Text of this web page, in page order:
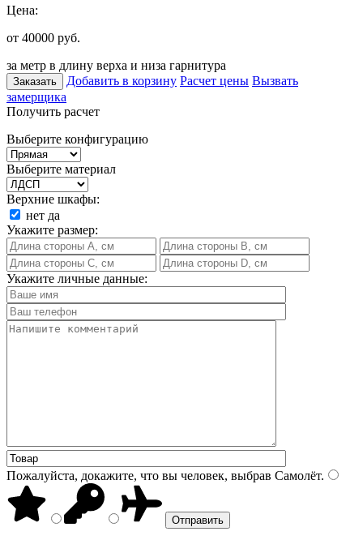
Цена:
от 40000 руб.
за метр в длину верха и низа гарнитура
Заказать Добавить в корзину Расчет цены Вызвать
замерщика
Получить расчет
Выберите конфигурацию
Выберите материал
Верхние шкафы:
нет да
Укажите размер:
Укажите личные данные:
Пожалуйста, докажите, что вы человек, выбрав Самолёт.